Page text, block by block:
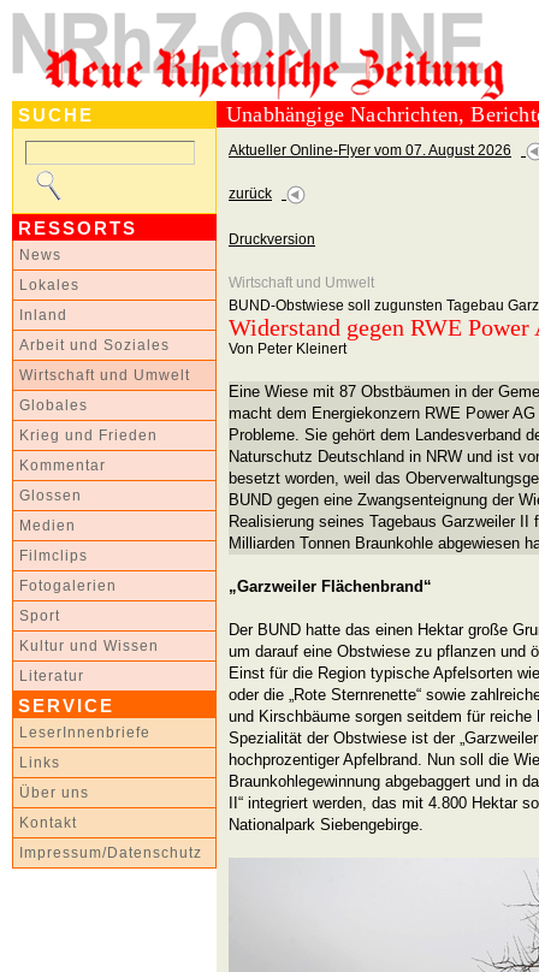
SUCHE
RESSORTS
News
Lokales
Inland
Arbeit und Soziales
Wirtschaft und Umwelt
Globales
Krieg und Frieden
Kommentar
Glossen
Medien
Filmclips
Fotogalerien
Sport
Kultur und Wissen
Literatur
SERVICE
LeserInnenbriefe
Links
Über uns
Kontakt
Impressum/Datenschutz
Unabhängige Nachrichten,
Aktueller Online-Flyer vom 07. August 2026
zurück
Druckversion
Wirtschaft und Umwelt
BUND-Obstwiese soll zugunsten Tagebau
Widerstand gegen RWE Power
Von Peter Kleinert
Eine Wiese mit 87 Obstbäumen in der
macht dem Energiekonzern RWE Power
Probleme. Sie gehört dem Landesverband
Naturschutz Deutschland in NRW und ist
besetzt worden, weil das
BUND gegen eine Zwangsenteignung der
Realisierung seines Tagebaus Garzweiler II
Milliarden Tonnen Braunkohle abgewiesen
„Garzweiler Flächenbrand“
Der BUND hatte das einen Hektar große
um darauf eine Obstwiese zu pflanzen und
Einst für die Region typische Apfelsorten
oder die „Rote Sternrenette“ sowie
und Kirschbäume sorgen seitdem für reiche
Spezialität der Obstwiese ist der
hochprozentiger Apfelbrand. Nun soll die
Braunkohlegewinnung abgebaggert und in
II“ integriert werden, das mit 4.800 Hektar
Nationalpark Siebengebirge.